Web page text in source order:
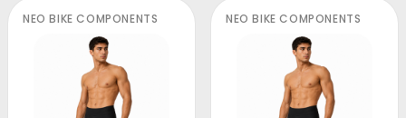
NEO BIKE COMPONENTS NEO BIKE COMPONENTS